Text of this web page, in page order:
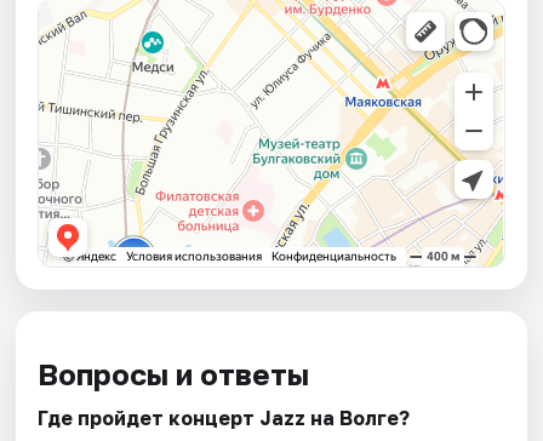
Вопросы и ответы
Где пройдет концерт Jazz на Волге?